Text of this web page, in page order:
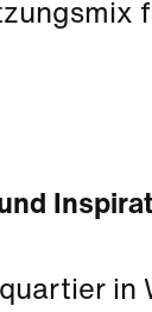
in